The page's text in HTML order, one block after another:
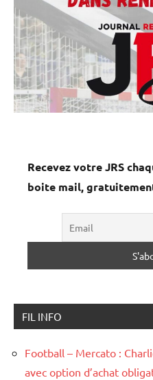
Recevez votre JRS
boite mail,
FIL INFO
Football – Mercato :
avec option d’achat